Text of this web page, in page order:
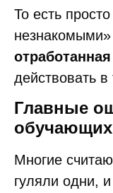
То есть
незнакомыми»
действовать
Главные
обучающих
Многие
гуляли одни,